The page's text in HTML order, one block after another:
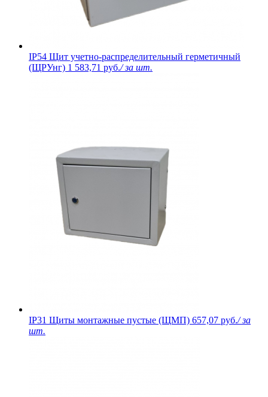
IP54 Щит учетно-распределительный герметичный
(ЩРУнг) 1 583,71 руб./ за шт.
IP31 Щиты монтажные пустые (ЩМП) 657,07 руб./ за
шт.